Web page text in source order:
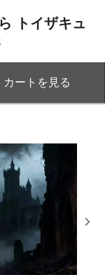
トイザキュ
カートを見る